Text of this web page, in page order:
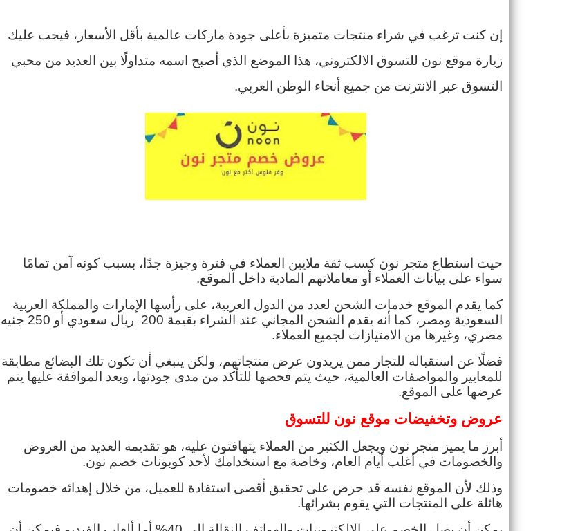
التسوق عبر الانترنت من جميع أنحاء الوطن العربي.
سواء على بيانات العملاء أو معاملاتهم المادية داخل الموقع.
مصري، وغيرها من الامتيازات لجميع العملاء.
عرضها على الموقع.
عروض وتخفيضات موقع نون للتسوق
والخصومات في أغلب أيام العام، وخاصة مع استخدامك لأحد كوبونات خصم نون.
هائلة على المنتجات التي يقوم بشرائها.